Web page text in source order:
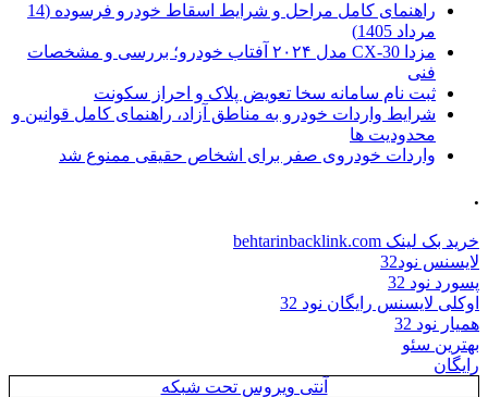
راهنمای کامل مراحل و شرایط اسقاط خودرو فرسوده (14
مرداد 1405)
مزدا CX-30 مدل ۲۰۲۴ آفتاب خودرو؛ بررسی و مشخصات
فنی
ثبت نام سامانه سخا تعویض پلاک و احراز سکونت
شرایط واردات خودرو به مناطق آزاد، راهنمای کامل قوانین و
محدودیت ها
واردات خودروی صفر برای اشخاص حقیقی ممنوع شد
.
خرید بک لینک behtarinbacklink.com
لایسنس نود32
پسورد نود 32
اوکلی لایسنس رایگان نود 32
همیار نود 32
بهترین سئو
رایگان
آنتی ویروس تحت شبکه